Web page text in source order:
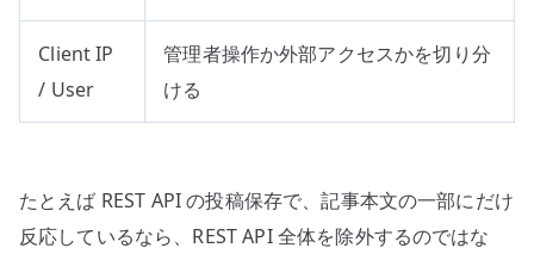
Client IP
/ User
管理者操作か外部アクセスかを切り分
ける
たとえば REST API の投稿保存で、記事本文の一部にだけ
反応しているなら、REST API 全体を除外するのではな